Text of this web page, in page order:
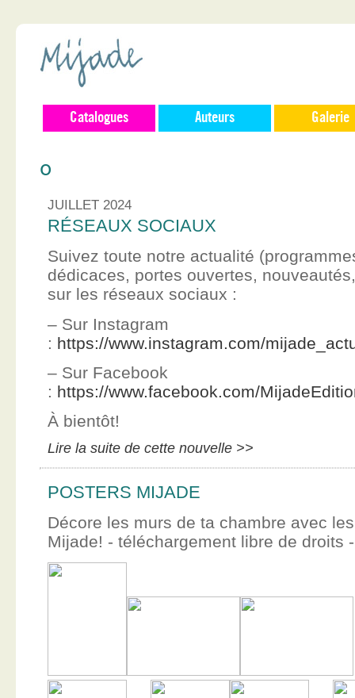
Catalogues Auteurs Galerie
0
JUILLET 2024
RÉSEAUX SOCIAUX
Suivez toute notre actualité
dédicaces, portes ouvertes,
sur les réseaux sociaux :
– Sur Instagram
: https://www.instagram.com/
– Sur Facebook
: https://www.facebook.com/
À bientôt!
Lire la suite de cette nouvelle >>
POSTERS MIJADE
Décore les murs de ta chambre avec
Mijade! - téléchargement libre de droits -